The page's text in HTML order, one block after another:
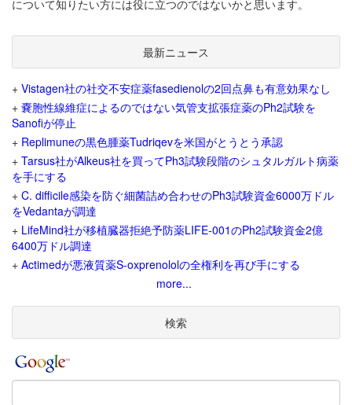
について知りたい方には役に立つのではないかと思います。
最新ニュース
+ Vistagen社の社交不安症薬fasedienolの2回点鼻も有意効果なし
+ 嚢胞性線維症によるのではない気管支拡張症薬のPh2試験を
Sanofiが停止
+ Replimuneの黒色腫薬Tudriqevを米国がとうとう承認
+ Tarsus社がAlkeus社を買ってPh3試験段階のシュタルガルト病薬
を手にする
+ C. difficile感染を防ぐ細菌詰め合わせのPh3試験資金6000万ドル
をVedantaが調達
+ LifeMind社が移植臓器拒絶予防薬LIFE-001のPh2試験資金2億
6400万ドル調達
+ Actimedが悪液質薬S-oxprenololの全権利を再び手にする
more...
検索